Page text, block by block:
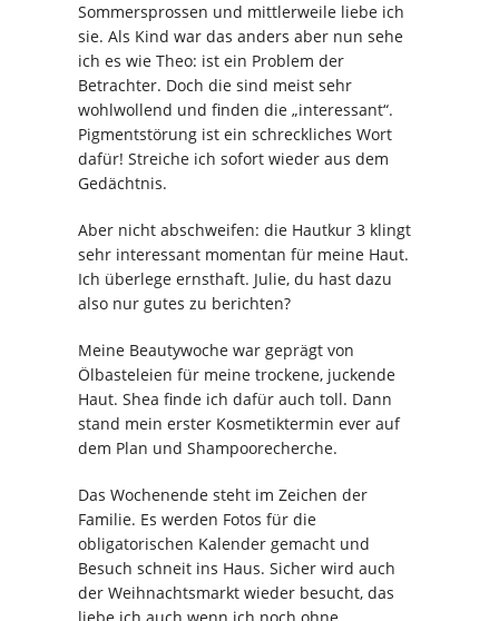
Sommersprossen und mittlerweile liebe ich
sie. Als Kind war das anders aber nun sehe
ich es wie Theo: ist ein Problem der
Betrachter. Doch die sind meist sehr
wohlwollend und finden die „interessant“.
Pigmentstörung ist ein schreckliches Wort
dafür! Streiche ich sofort wieder aus dem
Gedächtnis.
Aber nicht abschweifen: die Hautkur 3 klingt
sehr interessant momentan für meine Haut.
Ich überlege ernsthaft. Julie, du hast dazu
also nur gutes zu berichten?
Meine Beautywoche war geprägt von
Ölbasteleien für meine trockene, juckende
Haut. Shea finde ich dafür auch toll. Dann
stand mein erster Kosmetiktermin ever auf
dem Plan und Shampoorecherche.
Das Wochenende steht im Zeichen der
Familie. Es werden Fotos für die
obligatorischen Kalender gemacht und
Besuch schneit ins Haus. Sicher wird auch
der Weihnachtsmarkt wieder besucht, das